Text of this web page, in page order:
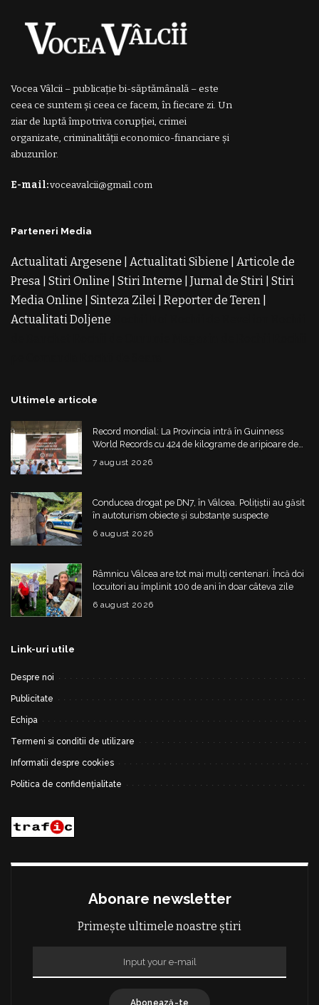
Vocea Vâlcii – publicație bi-săptămânală – este
ceea ce suntem și ceea ce facem, în fiecare zi. Un
ziar de luptă împotriva corupției, crimei
organizate, criminalității economico-financiare și
abuzurilor.
E-mail:voceavalcii@gmail.com
Parteneri Media
Actualitati Argesene Actualitati Sibiene
Articole de
Presa Stiri Online Stiri Interne Jurnal de Stiri Stiri
Media Online
Sinteza Zilei Reporter de Teren
Actualitati Doljene
Ultimele articole
Record mondial: La Provincia intră în Guinness
World Records cu 424 de kilograme de aripioare de
pui servite la un eveniment
7 august 2026
Conducea drogat pe DN7, în Vâlcea. Polițiștii au găsit
în autoturism obiecte și substanțe suspecte
6 august 2026
Râmnicu Vâlcea are tot mai mulți centenari. Încă doi
locuitori au împlinit 100 de ani în doar câteva zile
6 august 2026
Link-uri utile
Despre noi
Publicitate
Echipa
Termeni si conditii de utilizare
Informatii despre cookies
Politica de confidențialitate
Abonare newsletter
Primește ultimele noastre știri
Abonează-te